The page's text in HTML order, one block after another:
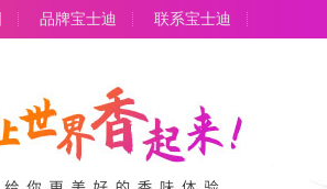
品牌宝士迪 联系宝士迪